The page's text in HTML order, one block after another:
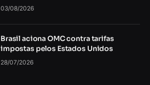
03/08/2026
Brasil aciona OMC contra tarifas
impostas pelos Estados Unidos
28/07/2026